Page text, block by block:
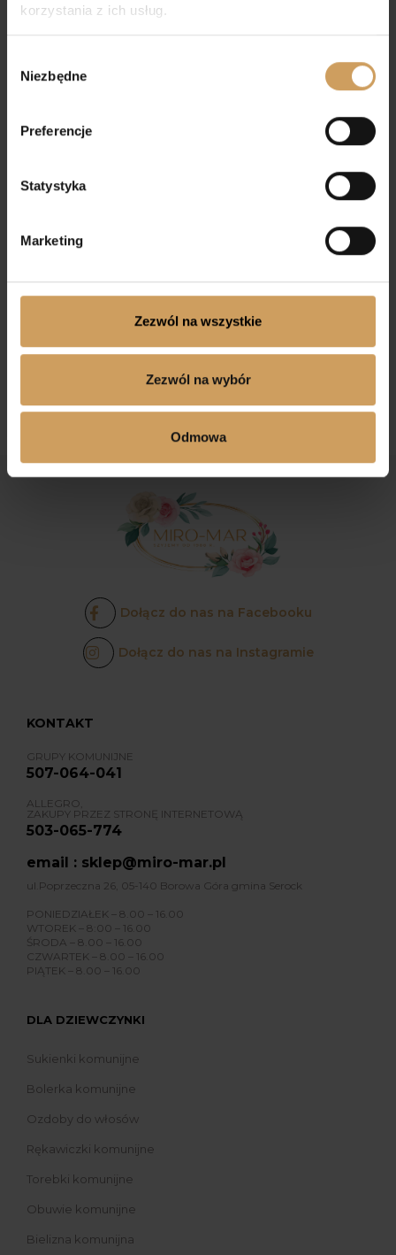
korzystania z ich usług.
zgody
Niezbędne
Preferencje
Statystyka
Marketing
Zezwól na wszystkie
Zezwól na wybór
Odmowa
Dostępne
BUTY KOMUNIJNE 907
zł
BUTY KOMUNIJNE
Dołącz do nas na Facebooku
Dołącz do nas na Instagramie
KONTAKT
GRUPY KOMUNIJNE
507-064-041
ALLEGRO,
ZAKUPY PRZEZ STRONĘ INTERNETOWĄ
503-065-774
email : sklep@miro-mar.pl
ul.Poprzeczna 26, 05-140 Borowa Góra gmina Serock
PONIEDZIAŁEK – 8.00 – 16.00
WTOREK – 8:00 – 16.00
ŚRODA – 8.00 – 16.00
CZWARTEK – 8.00 – 16.00
PIĄTEK – 8.00 – 16.00
DLA DZIEWCZYNKI
Sukienki komunijne
Bolerka komunijne
Ozdoby do włosów
Rękawiczki komunijne
Torebki komunijne
Obuwie komunijne
Bielizna komunijna